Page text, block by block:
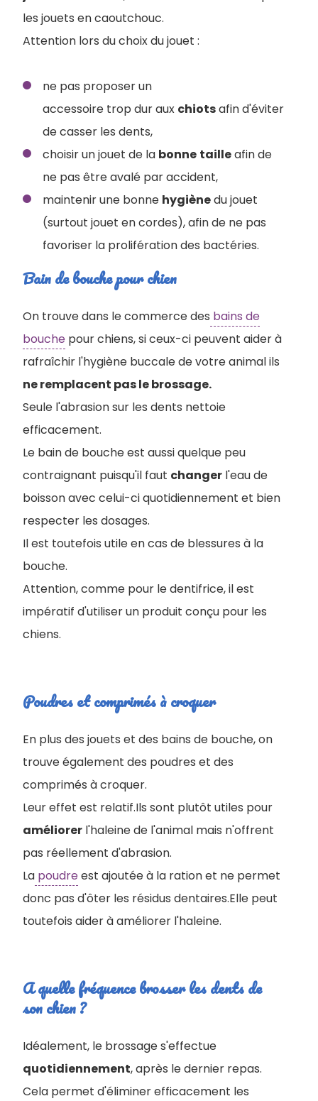
les jouets en caoutchouc.
Attention lors du choix du jouet :
ne pas proposer un
accessoire trop dur aux chiotsafin d'éviter
de casser les dents,
choisir un jouet de la bonne tailleafin de
ne pas être avalé par accident,
maintenir une bonne hygiènedu jouet
(surtout jouet en cordes), afin de ne pas
favoriser la prolifération des bactéries.
Bain de bouche pour chien
On trouve dans le commerce des bains de
bouche pour chiens, si ceux-ci peuvent aider à
rafraîchir l'hygiène buccale de votre animal ils
ne remplacent pas le brossage.
Seule l'abrasion sur les dents nettoie
efficacement.
Le bain de bouche est aussi quelque peu
contraignant puisqu'il faut changer l'eau de
boisson avec celui-ci quotidiennement et bien
respecter les dosages.
Il est toutefois utile en cas de blessures à la
bouche.
Attention, comme pour le dentifrice, il est
impératif d'utiliser un produit conçu pour les
chiens.
Poudres et comprimés à croquer
En plus des jouets et des bains de bouche, on
trouve également des poudres et des
comprimés à croquer.
Leur effet est relatif.Ils sont plutôt utiles pour
améliorer l'haleine de l'animal mais n'offrent
pas réellement d'abrasion.
La poudreest ajoutée à la ration et ne permet
donc pas d'ôter les résidus dentaires.Elle peut
toutefois aider à améliorer l'haleine.
A quelle fréquence brosser les dents de
son chien ?
Idéalement, le brossage s'effectue
quotidiennement, après le dernier repas.
Cela permet d'éliminer efficacement les